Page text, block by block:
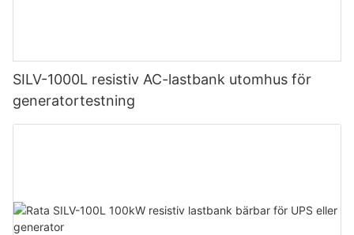
SILV-1000L resistiv AC-lastbank utomhus för
generatortestning